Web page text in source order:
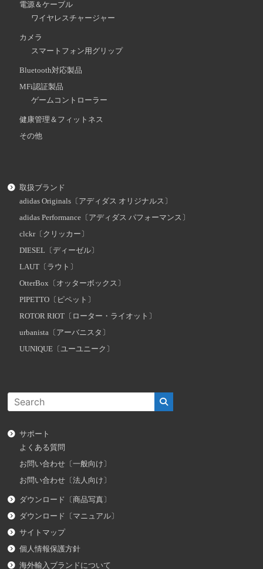
電源＆ケーブル
ワイヤレスチャージャー
カメラ
スマートフォン用グリップ
Bluetooth対応製品
MFi認証製品
ゲームコントローラー
健康管理＆フィットネス
その他
取扱ブランド
adidas Originals〔アディダス オリジナルス〕
adidas Performance〔アディダス パフォーマンス〕
clckr〔クリッカー〕
DIESEL〔ディーゼル〕
LAUT〔ラウト〕
OtterBox〔オッターボックス〕
PIPETTO〔ピペット〕
ROTOR RIOT〔ローター・ライオット〕
urbanista〔アーバニスタ〕
UUNIQUE〔ユーユニーク〕
サポート
よくある質問
お問い合わせ〔一般向け〕
お問い合わせ〔法人向け〕
ダウンロード〔商品写真〕
ダウンロード〔マニュアル〕
サイトマップ
個人情報保護方針
海外輸入ブランドについて